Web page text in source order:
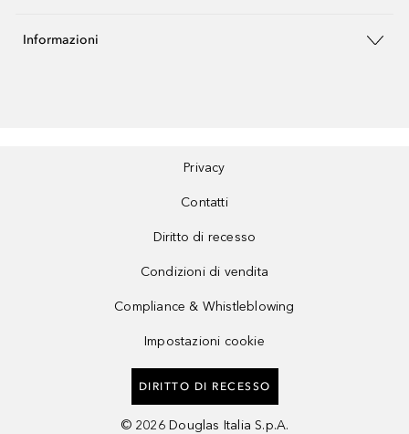
Informazioni
Privacy
Contatti
Diritto di recesso
Condizioni di vendita
Compliance & Whistleblowing
Impostazioni cookie
DIRITTO DI RECESSO
© 2026 Douglas Italia S.p.A.